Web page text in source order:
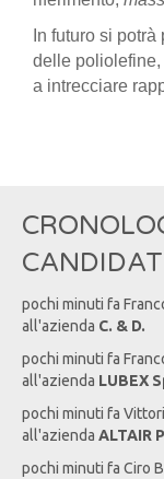
In futuro si
delle poliolefine,
a intrecciare
pochi minuti fa
all'azienda C. & D.
pochi minuti fa
all'azienda LUBEX
pochi minuti fa
all'azienda ALTAIR
pochi minuti fa Ciro B